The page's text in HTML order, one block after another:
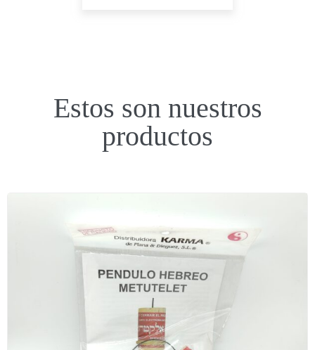
Estos son nuestros
productos